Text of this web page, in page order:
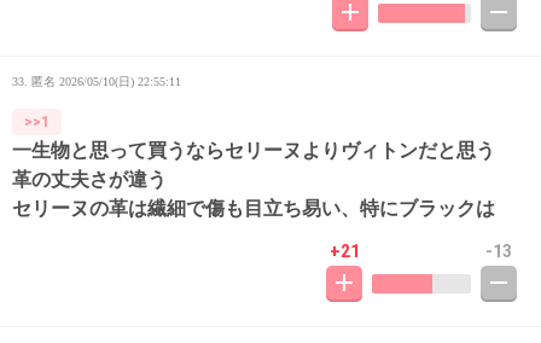
33. 匿名 2026/05/10(日) 22:55:11
>>1
一生物と思って買うならセリーヌよりヴィトンだと思う
革の丈夫さが違う
セリーヌの革は繊細で傷も目立ち易い、特にブラックは
+21 -13